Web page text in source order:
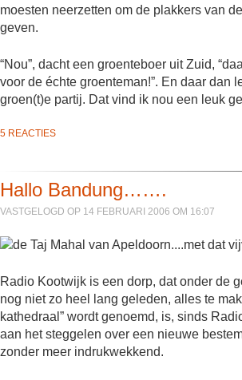
moesten neerzetten om de plakkers van
geven.
“Nou”, dacht een groenteboer uit Zuid,
voor de échte groenteman!”. En daar dan
groen(t)e partij. Dat vind ik nou een leuk
5 REACTIES
Hallo Bandung…….
VASTGELOGD OP 14 FEBRUARI 2006 OM 16:07
Radio Kootwijk is een dorp, dat onder de
nog niet zo heel lang geleden, alles te
kathedraal” wordt genoemd, is, sinds
aan het steggelen over een nieuwe
zonder meer indrukwekkend.